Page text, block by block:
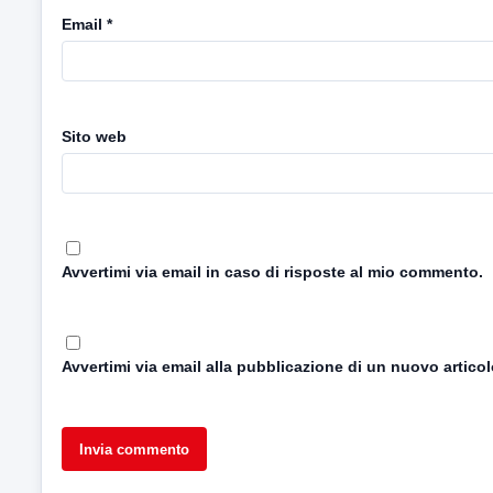
Email *
Sito web
Avvertimi via email in caso di risposte al mio commento.
Avvertimi via email alla pubblicazione di un nuovo